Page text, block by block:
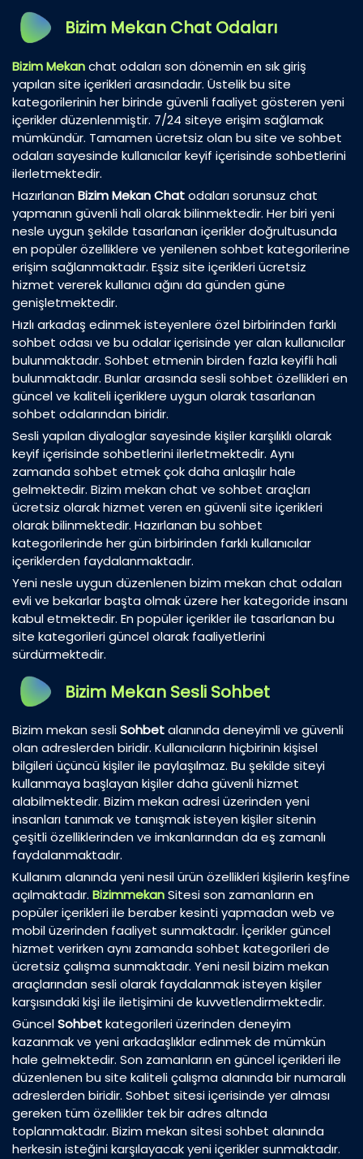
Bizim Mekan Chat Odaları
Bizim Mekanchat odaları son dönemin en sık giriş
yapılan site içerikleri arasındadır. Üstelik bu site
kategorilerinin her birinde güvenli faaliyet gösteren yeni
içerikler düzenlenmiştir. 7/24 siteye erişim sağlamak
mümkündür. Tamamen ücretsiz olan bu site ve sohbet
odaları sayesinde kullanıcılar keyif içerisinde sohbetlerini
ilerletmektedir.
HazırlananBizim Mekan Chatodaları sorunsuz chat
yapmanın güvenli hali olarak bilinmektedir. Her biri yeni
nesle uygun şekilde tasarlanan içerikler doğrultusunda
en popüler özelliklere ve yenilenen sohbet kategorilerine
erişim sağlanmaktadır. Eşsiz site içerikleri ücretsiz
hizmet vererek kullanıcı ağını da günden güne
genişletmektedir.
Hızlı arkadaş edinmek isteyenlere özel birbirinden farklı
sohbet odası ve bu odalar içerisinde yer alan kullanıcılar
bulunmaktadır. Sohbet etmenin birden fazla keyifli hali
bulunmaktadır. Bunlar arasında sesli sohbet özellikleri en
güncel ve kaliteli içeriklere uygun olarak tasarlanan
sohbet odalarından biridir.
Sesli yapılan diyaloglar sayesinde kişiler karşılıklı olarak
keyif içerisinde sohbetlerini ilerletmektedir. Aynı
zamanda sohbet etmek çok daha anlaşılır hale
gelmektedir. Bizim mekan chat ve sohbet araçları
ücretsiz olarak hizmet veren en güvenli site içerikleri
olarak bilinmektedir. Hazırlanan bu sohbet
kategorilerinde her gün birbirinden farklı kullanıcılar
içeriklerden faydalanmaktadır.
Yeni nesle uygun düzenlenen bizim mekan chat odaları
evli ve bekarlar başta olmak üzere her kategoride insanı
kabul etmektedir. En popüler içerikler ile tasarlanan bu
site kategorileri güncel olarak faaliyetlerini
sürdürmektedir.
Bizim Mekan Sesli Sohbet
Bizim mekan sesliSohbetalanında deneyimli ve güvenli
olan adreslerden biridir. Kullanıcıların hiçbirinin kişisel
bilgileri üçüncü kişiler ile paylaşılmaz. Bu şekilde siteyi
kullanmaya başlayan kişiler daha güvenli hizmet
alabilmektedir. Bizim mekan adresi üzerinden yeni
insanları tanımak ve tanışmak isteyen kişiler sitenin
çeşitli özelliklerinden ve imkanlarından da eş zamanlı
faydalanmaktadır.
Kullanım alanında yeni nesil ürün özellikleri kişilerin keşfine
açılmaktadır. BizimmekanSitesi son zamanların en
popüler içerikleri ile beraber kesinti yapmadan web ve
mobil üzerinden faaliyet sunmaktadır. İçerikler güncel
hizmet verirken aynı zamanda sohbet kategorileri de
ücretsiz çalışma sunmaktadır. Yeni nesil bizim mekan
araçlarından sesli olarak faydalanmak isteyen kişiler
karşısındaki kişi ile iletişimini de kuvvetlendirmektedir.
GüncelSohbetkategorileri üzerinden deneyim
kazanmak ve yeni arkadaşlıklar edinmek de mümkün
hale gelmektedir. Son zamanların en güncel içerikleri ile
düzenlenen bu site kaliteli çalışma alanında bir numaralı
adreslerden biridir. Sohbet sitesi içerisinde yer alması
gereken tüm özellikler tek bir adres altında
toplanmaktadır. Bizim mekan sitesi sohbet alanında
herkesin isteğini karşılayacak yeni içerikler sunmaktadır.